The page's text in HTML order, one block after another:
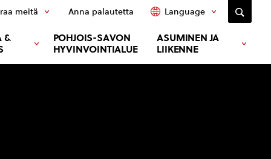
&
POHJOIS-SAVON
HYVINVOINTIALUE
ASUMINEN JA
LIIKENNE
meitä Anna palautetta Language